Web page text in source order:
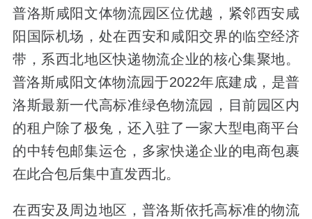
普洛斯咸阳文体物流园区位优越，紧邻西安咸
阳国际机场，处在西安和咸阳交界的临空经济
带，系西北地区快递物流企业的核心集聚地。
普洛斯咸阳文体物流园于2022年底建成，是普
洛斯最新一代高标准绿色物流园，目前园区内
的租户除了极兔，还入驻了一家大型电商平台
的中转包邮集运仓，多家快递企业的电商包裹
在此合包后集中直发西北。
在西安及周边地区，普洛斯依托高标准的物流